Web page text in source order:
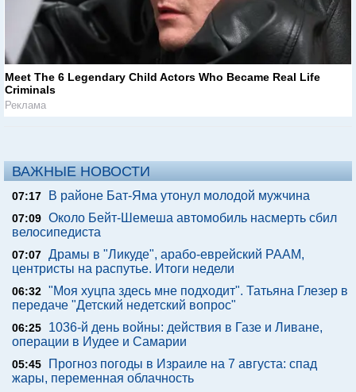
Meet The 6 Legendary Child Actors Who Became Real Life
Criminals
Реклама
ВАЖНЫЕ НОВОСТИ
07:17 В районе Бат-Яма утонул молодой мужчина
07:09 Около Бейт-Шемеша автомобиль насмерть сбил
велосипедиста
07:07 Драмы в "Ликуде", арабо-еврейский РААМ,
центристы на распутье. Итоги недели
06:32 "Моя хуцпа здесь мне подходит". Татьяна Глезер в
передаче "Детский недетский вопрос"
06:25
1036-й день войны: действия в Газе и Ливане,
операции в Иудее и Самарии
05:45
Прогноз погоды в Израиле на 7 августа: спад
жары, переменная облачность